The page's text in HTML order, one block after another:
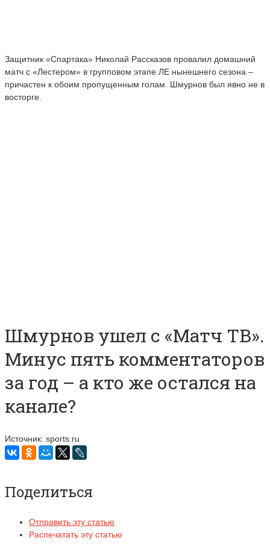
Защитник «Спартака» Николай Рассказов провалил домашний
матч с «Лестером» в групповом этапе ЛЕ нынешнего сезона –
причастен к обоим пропущенным голам. Шмурнов был явно не в
восторге.
Шмурнов ушел с «Матч ТВ».
Минус пять комментаторов
за год – а кто же остался на
канале?
Источник: sports.ru
Поделиться
Отправить эту статью
Распечатать эту статью